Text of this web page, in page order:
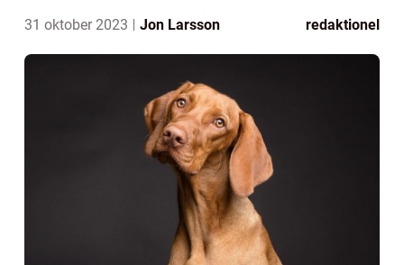
31 oktober 2023 Jon Larsson redaktionel